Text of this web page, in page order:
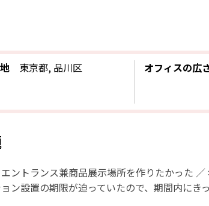
東京都, 品川区 オフィスの広
ントランス兼商品展示場所を作りたかった
ン設置の期限が迫っていたので、期間内にき